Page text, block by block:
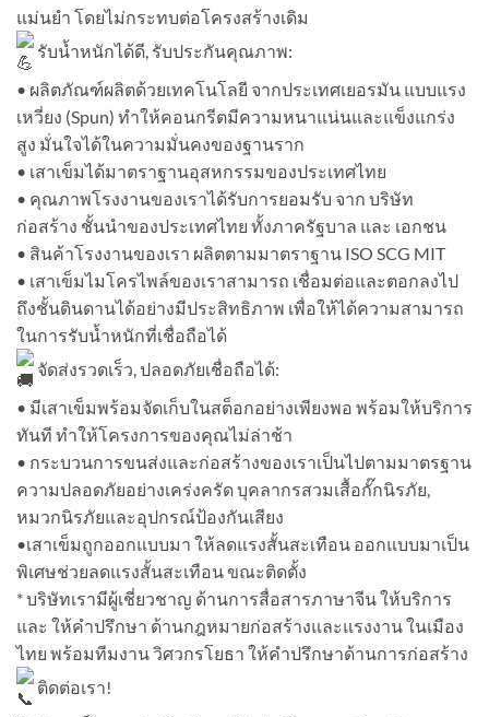
แม่นยำ โดยไม่กระทบต่อโครงสร้างเดิม
รับน้ำหนักได้ดี, รับประกันคุณภาพ:
• ผลิตภัณฑ์ผลิตด้วยเทคโนโลยี จากประเทศเยอรมัน แบบแรง
เหวี่ยง (Spun) ทำให้คอนกรีตมีความหนาแน่นและแข็งแกร่ง
สูง มั่นใจได้ในความมั่นคงของฐานราก
• เสาเข็มได้มาตราฐานอุสหกรรมของประเทศไทย
• คุณภาพโรงงานของเราได้รับการยอมรับ จาก บริษัท
ก่อสร้าง ชั้นนำของประเทศไทย ทั้งภาครัฐบาล และ เอกชน
• สินค้าโรงงานของเรา ผลิตตามมาตราฐาน ISO SCG MIT
• เสาเข็มไมโครไพล์ของเราสามารถ เชื่อมต่อและตอกลงไป
ถึงชั้นดินดานได้อย่างมีประสิทธิภาพ เพื่อให้ได้ความสามารถ
ในการรับน้ำหนักที่เชื่อถือได้
จัดส่งรวดเร็ว, ปลอดภัยเชื่อถือได้:
• มีเสาเข็มพร้อมจัดเก็บในสต็อกอย่างเพียงพอ พร้อมให้บริการ
ทันที ทำให้โครงการของคุณไม่ล่าช้า
• กระบวนการขนส่งและก่อสร้างของเราเป็นไปตามมาตรฐาน
ความปลอดภัยอย่างเคร่งครัด บุคลากรสวมเสื้อกั๊กนิรภัย,
หมวกนิรภัยและอุปกรณ์ป้องกันเสียง
•เสาเข็มถูกออกแบบมา ให้ลดแรงสั้นสะเทือน ออกแบบมาเป็น
พิเศษช่วยลดแรงสั้นสะเทือน ขณะติดตั้ง
* บริษัทเรามีผู้เชี่ยวชาญ ด้านการสื่อสารภาษาจีน ให้บริการ
และ ให้คำปรึกษา ด้านกฎหมายก่อสร้างและแรงงาน ในเมือง
ไทย พร้อมทีมงาน วิศวกรโยธา ให้คำปรึกษาด้านการก่อสร้าง
ติดต่อเรา!